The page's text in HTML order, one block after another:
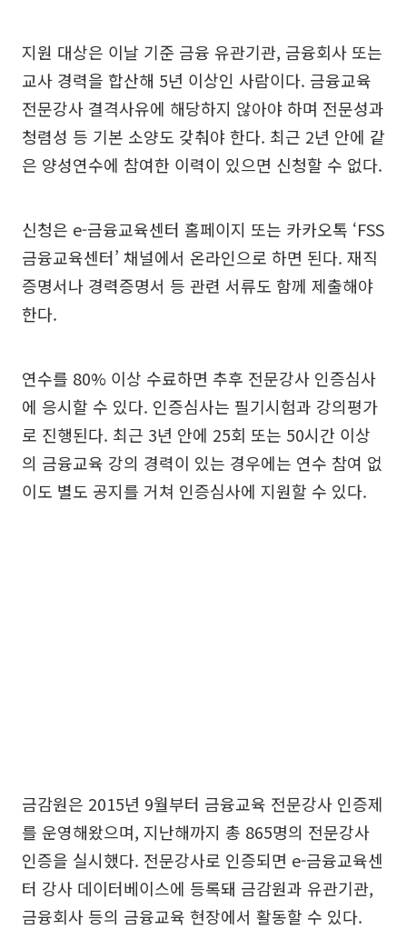
지원 대상은 이날 기준 금융 유관기관, 금융회사 또는
교사 경력을 합산해 5년 이상인 사람이다. 금융교육
전문강사 결격사유에 해당하지 않아야 하며 전문성과
청렴성 등 기본 소양도 갖춰야 한다. 최근 2년 안에 같
은 양성연수에 참여한 이력이 있으면 신청할 수 없다.
신청은 e-금융교육센터 홈페이지 또는 카카오톡 ‘FSS
금융교육센터’ 채널에서 온라인으로 하면 된다. 재직
증명서나 경력증명서 등 관련 서류도 함께 제출해야
한다.
연수를 80% 이상 수료하면 추후 전문강사 인증심사
에 응시할 수 있다. 인증심사는 필기시험과 강의평가
로 진행된다. 최근 3년 안에 25회 또는 50시간 이상
의 금융교육 강의 경력이 있는 경우에는 연수 참여 없
이도 별도 공지를 거쳐 인증심사에 지원할 수 있다.
금감원은 2015년 9월부터 금융교육 전문강사 인증제
를 운영해왔으며, 지난해까지 총 865명의 전문강사
인증을 실시했다. 전문강사로 인증되면 e-금융교육센
터 강사 데이터베이스에 등록돼 금감원과 유관기관,
금융회사 등의 금융교육 현장에서 활동할 수 있다.